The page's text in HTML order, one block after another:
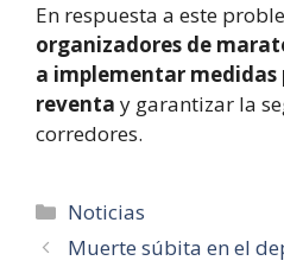
En respuesta a este
organizadores de
a implementar
reventa y garantizar la
corredores.
Categorías
Noticias
Muerte súbita en el